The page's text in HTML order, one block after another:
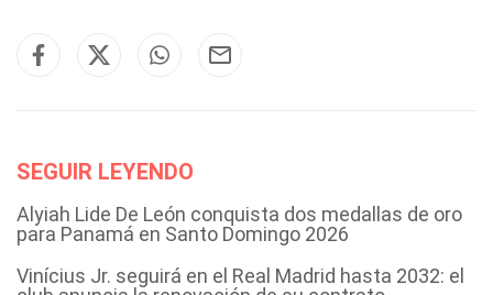
SEGUIR LEYENDO
Alyiah Lide De León conquista dos medallas de oro
para Panamá en Santo Domingo 2026
Vinícius Jr. seguirá en el Real Madrid hasta 2032: el